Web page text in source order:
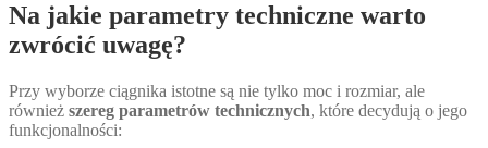
Na jakie parametry techniczne warto
zwrócić uwagę?
Przy wyborze ciągnika istotne są nie tylko moc i rozmiar, ale
również szereg parametrów technicznych, które decydują o jego
funkcjonalności: